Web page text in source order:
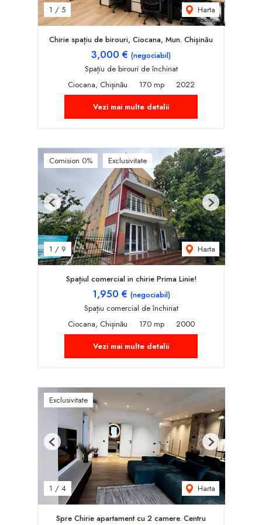
1 / 5 Harta
Chirie spațiu de birouri, Ciocana, Mun. Chișinău
3,000 € (negociabil)
Spațiu de birouri de închiriat
Ciocana, Chișinău
170 mp
2022
Vezi mai multe detalii
Comision 0% Exclusivitate
1 / 9 Harta
Previous Next
Spațiul comercial in chirie Prima Linie!
1,950 € (negociabil)
Spațiu comercial de închiriat
Ciocana, Chișinău
170 mp
2000
Vezi mai multe detalii
Exclusivitate
1 / 4 Harta
Previous Next
Spre Chirie apartament cu 2 camere. Centru